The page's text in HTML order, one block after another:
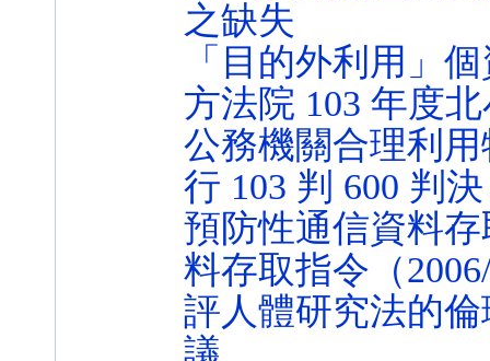
之缺失
「目的外利用」
方法院 103 年度
公務機關合理利
行 103 判 600 判決
預防性通信資料
料存取指令（
評人體研究法的
議